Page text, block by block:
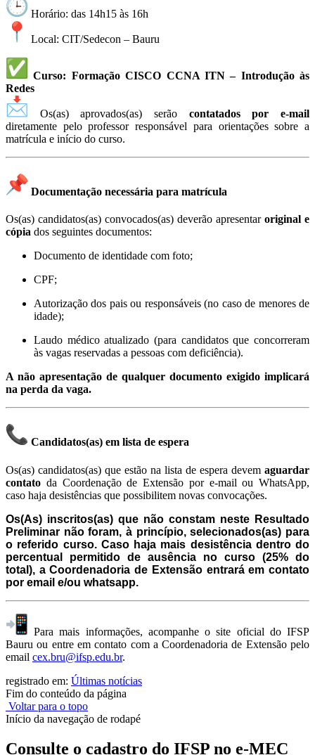
Horário: das 14h15 às 16h
Local: CIT/Sedecon – Bauru
Curso: Formação CISCO CCNA ITN – Introdução às
Redes
Os(as) aprovados(as) serão contatados por e-mail
diretamente pelo professor responsável para orientações sobre a
matrícula e início do curso.
Documentação necessária para matrícula
Os(as) candidatos(as) convocados(as) deverão apresentar original e
cópia dos seguintes documentos:
Documento de identidade com foto;
CPF;
Autorização dos pais ou responsáveis (no caso de menores de
idade);
Laudo médico atualizado (para candidatos que concorreram
às vagas reservadas a pessoas com deficiência).
A não apresentação de qualquer documento exigido implicará
na perda da vaga.
Candidatos(as) em lista de espera
Os(as) candidatos(as) que estão na lista de espera devem aguardar
contato da Coordenação de Extensão por e-mail ou WhatsApp,
caso haja desistências que possibilitem novas convocações.
Os(As) inscritos(as) que não constam neste Resultado
Preliminar não foram, à princípio, selecionados(as) para
o referido curso. Caso haja mais desistência dentro do
percentual permitido de ausência no curso (25% do
total), a Coordenadoria de Extensão entrará em contato
por email e/ou whatsapp.
Para mais informações, acompanhe o site oficial do IFSP
Bauru ou entre em contato com a Coordenadoria de Extensão pelo
email cex.bru@ifsp.edu.br.
registrado em: Últimas notícias
Fim do conteúdo da página
Voltar para o topo
Início da navegação de rodapé
Consulte o cadastro do IFSP no e-MEC